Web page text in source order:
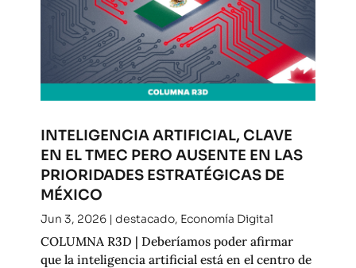
INTELIGENCIA ARTIFICIAL, CLAVE
EN EL TMEC PERO AUSENTE EN LAS
PRIORIDADES ESTRATÉGICAS DE
MÉXICO
Jun 3, 2026| destacado, Economía Digital
COLUMNA R3D | Deberíamos poder afirmar
que la inteligencia artificial está en el centro de